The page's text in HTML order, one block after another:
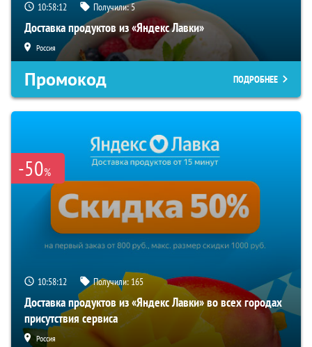
10:58:11 Получили:5
Доставка продуктов из «Яндекс Лавки»
Россия
Промокод ПОДРОБНЕЕ
-50%
10:58:11 Получили: 165
Доставка продуктов из «Яндекс Лавки» во всех городах
присутствия сервиса
Россия